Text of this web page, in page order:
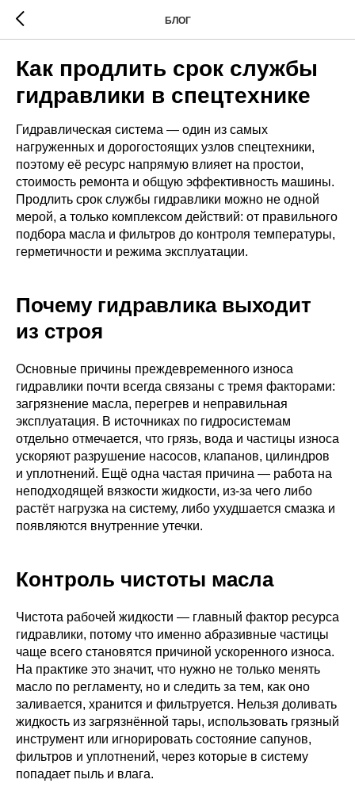
БЛОГ
Как продлить срок службы
гидравлики в спецтехнике
Гидравлическая система — один из самых
нагруженных и дорогостоящих узлов спецтехники,
поэтому её ресурс напрямую влияет на простои,
стоимость ремонта и общую эффективность машины.
Продлить срок службы гидравлики можно не одной
мерой, а только комплексом действий: от правильного
подбора масла и фильтров до контроля температуры,
герметичности и режима эксплуатации.
Почему гидравлика выходит
из строя
Основные причины преждевременного износа
гидравлики почти всегда связаны с тремя факторами:
загрязнение масла, перегрев и неправильная
эксплуатация. В источниках по гидросистемам
отдельно отмечается, что грязь, вода и частицы износа
ускоряют разрушение насосов, клапанов, цилиндров
и уплотнений. Ещё одна частая причина — работа на
неподходящей вязкости жидкости, из-за чего либо
растёт нагрузка на систему, либо ухудшается смазка и
появляются внутренние утечки.
Контроль чистоты масла
Чистота рабочей жидкости — главный фактор ресурса
гидравлики, потому что именно абразивные частицы
чаще всего становятся причиной ускоренного износа.
На практике это значит, что нужно не только менять
масло по регламенту, но и следить за тем, как оно
заливается, хранится и фильтруется. Нельзя доливать
жидкость из загрязнённой тары, использовать грязный
инструмент или игнорировать состояние сапунов,
фильтров и уплотнений, через которые в систему
попадает пыль и влага.